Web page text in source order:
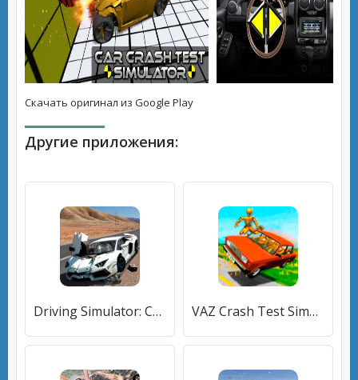
Скачать оригинал из Google Play
Другие приложения:
Driving Simulator: Car Crash (Драйвинг симулятор) [МОД Unlocked] APK Android VAZ Crash Test Simulator 2 [МОД Все открыто] APK Android